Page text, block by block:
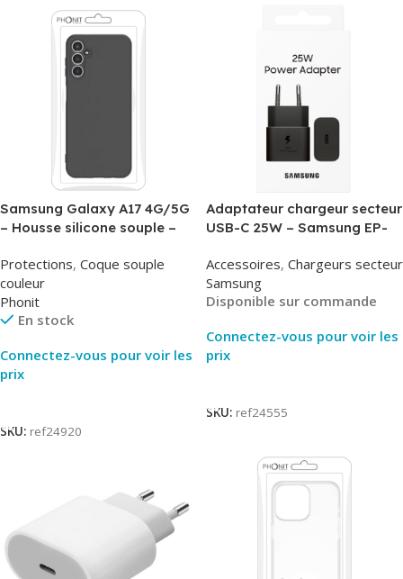
Samsung Galaxy A17 4G/5G
– Housse silicone souple –
Protections, Coque souple
couleur
Phonit
En stock
Connectez-vous pour voir les
prix
SKU: ref24920
Adaptateur chargeur secteur
USB-C 25W – Samsung EP-
Packaging Original
Accessoires, Chargeurs secteur
Samsung
Disponible sur commande
Connectez-vous pour voir les
prix
SKU: ref24555